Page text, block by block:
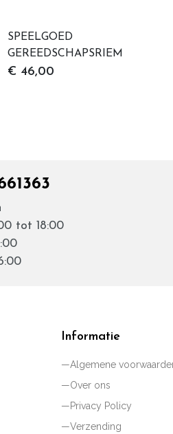
SPEELGOED
GEREEDSCHAPSRIEM
€ 46,00
tot 18:00
Informatie
Algemene
Over ons
Privacy Policy
Verzending